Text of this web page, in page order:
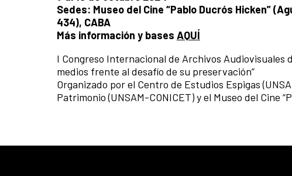
Sedes: Museo del Cine “Pablo Ducrós Hicken”
434), CABA
Más información y bases AQUÍ
I Congreso Internacional de Archivos
medios frente al desafío de su preservación”
Organizado por el Centro de Estudios Espigas
Patrimonio (UNSAM-CONICET) y el Museo del Cine